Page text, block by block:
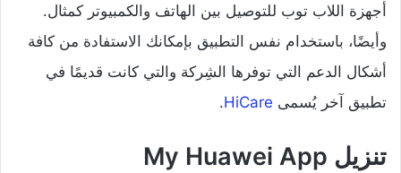
أجهزة اللاب توب للتوصيل بين الهاتف والكمبيوتر كمثال.
وأيضًا، باستخدام نفس التطبيق بإمكانك الاستفادة من كافة
أشكال الدعم التي توفرها الشِركة والتي كانت قديمًا في
تطبيق آخر يُسمى HiCare
.
تنزيل My Huawei App